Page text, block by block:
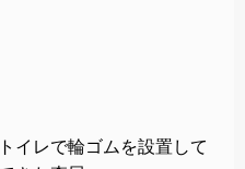
イレで輪ゴムを設置して